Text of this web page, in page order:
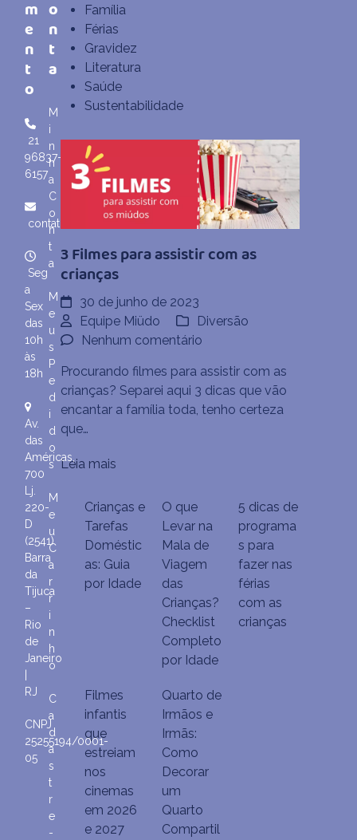
Família
Férias
Gravidez
Literatura
Saúde
Sustentabilidade
3 Filmes para assistir com as
crianças
30 de junho de 2023
Equipe Miüdo
Diversão
Nenhum comentário
Filmes
para
assistir
Procurando filmes para assistir com as
crianças? Separei aqui 3 dicas que vão
encantar a família toda, tenho certeza
que…
Leia mais
Crianças e
Tarefas
Doméstic
as: Guia
por Idade
O que
Levar na
Mala de
Viagem
das
Crianças?
Checklist
Completo
por Idade
5 dicas de
programa
s para
fazer nas
férias
com as
crianças
Filmes
infantis
que
estreiam
nos
cinemas
em 2026
e 2027
Quarto de
Irmãos e
Irmãs:
Como
Decorar
um
Quarto
Compartil
m
e
n
t
o
21
96837-
6157
contato@miudo.com.br
Seg
a
Sex
das
10h
às
18h
Av.
das
Américas,
700
Lj.
220-
D
(2541)
Barra
da
Tijuca
–
Rio
de
Janeiro
RJ
CNPJ
25255194/0001-
05
o
n
t
a
M
i
n
h
a
C
o
n
t
a
M
e
u
s
P
e
d
i
d
o
s
M
e
u
C
a
r
r
i
n
h
o
C
a
d
a
s
t
r
e
-